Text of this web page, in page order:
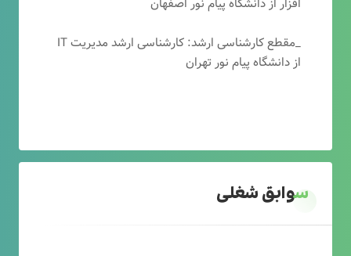
_مقطع کارشناسی ارشد: کارشناسی ارشد مدیریت IT
از دانشگاه پیام نور تهران
سوابق شغلی